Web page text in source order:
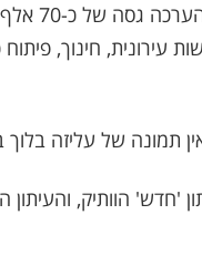
קמפיין
חינוך, פיתוח
תמונה של עליזה בלוך
'חדש' הוותיק,